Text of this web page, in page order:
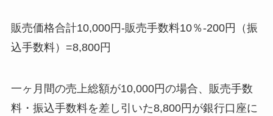
販売価格合計10,000円-販売手数料10％-200円（振
込手数料）=8,800円
一ヶ月間の売上総額が10,000円の場合、販売手数
料・振込手数料を差し引いた8,800円が銀行口座に